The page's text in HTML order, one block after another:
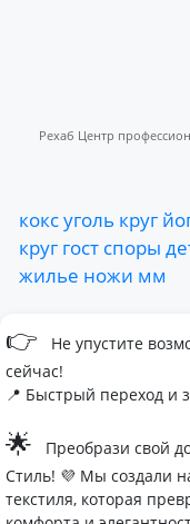
Рехаб Центр
коксуголь круг
круг гост споры
жилье ножи мм
👉
Не упустите
сейчас!
📍 Быстрый переход и
🌟
Преобрази свой
Стиль! 💜 Мы создали
текстиля, которая